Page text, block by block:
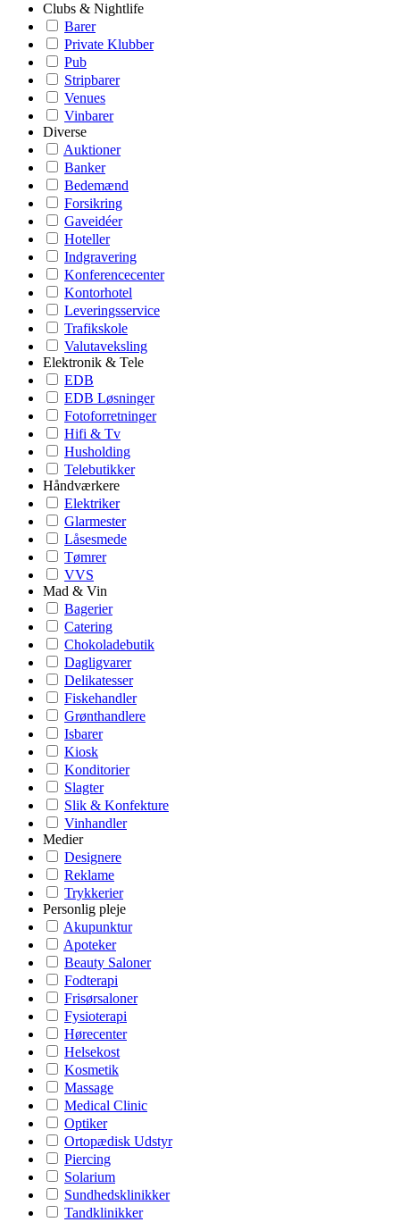
Clubs & Nightlife
Barer
Private Klubber
Pub
Stripbarer
Venues
Vinbarer
Diverse
Auktioner
Banker
Bedemænd
Forsikring
Gaveidéer
Hoteller
Indgravering
Konferencecenter
Kontorhotel
Leveringsservice
Trafikskole
Valutaveksling
Elektronik & Tele
EDB
EDB Løsninger
Fotoforretninger
Hifi & Tv
Husholding
Telebutikker
Håndværkere
Elektriker
Glarmester
Låsesmede
Tømrer
VVS
Mad & Vin
Bagerier
Catering
Chokoladebutik
Dagligvarer
Delikatesser
Fiskehandler
Grønthandlere
Isbarer
Kiosk
Konditorier
Slagter
Slik & Konfekture
Vinhandler
Medier
Designere
Reklame
Trykkerier
Personlig pleje
Akupunktur
Apoteker
Beauty Saloner
Fodterapi
Frisørsaloner
Fysioterapi
Hørecenter
Helsekost
Kosmetik
Massage
Medical Clinic
Optiker
Ortopædisk Udstyr
Piercing
Solarium
Sundhedsklinikker
Tandklinikker